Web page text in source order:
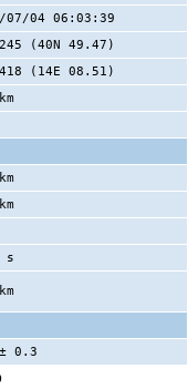
07/04 06:03:39
(40N 49.47)
(14E 08.51)
s
0.3